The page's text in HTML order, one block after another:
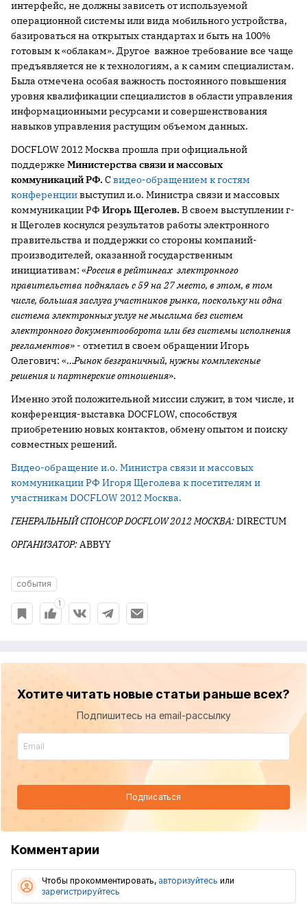
интерфейс, не должны зависеть от используемой
операционной системы или вида мобильного устройства,
базироваться на открытых стандартах и быть на 100%
готовым к «облакам». Другое важное требование все чаще
предъявляется не к технологиям, а к самим специалистам.
Была отмечена особая важность постоянного повышения
уровня квалификации специалистов в области управления
информационными ресурсами и совершенствования
навыков управления растущим объемом данных.
DOCFLOW 2012 Москва прошла при официальной
поддержке Министерства связи и массовых
коммуникаций РФ. Свидео-обращением к гостям
конференциивыступил и.о. Министра связи и массовых
коммуникации РФ Игорь Щеголев. В своем выступлении г-
н Щеголев коснулся результатов работы электронного
правительства и поддержки со стороны компаний-
производителей, оказанной государственным
инициативам: «Россия в рейтингах электронного
правительства поднялась с 59 на 27 место, в этом, в том
числе, большая заслуга участников рынка, поскольку ни одна
система электронных услуг не мыслима без систем
электронного документооборота или без системы исполнения
регламентов» - отметил в своем обращении Игорь
Олегович: «…Рынок безграничный, нужны комплексные
решения и партнерские отношения».
Именно этой положительной миссии служит, в том числе, и
конференция-выставка DOCFLOW, способствуя
приобретению новых контактов, обмену опытом и поиску
совместных решений.
Видео-обращение и.о. Министра связи и массовых
коммуникации РФ Игоря Щеголева к посетителям и
участникам DOCFLOW 2012 Москва.
ГЕНЕРАЛЬНЫЙ СПОНСОРDOCFLOW2012 МОСКВА:DIRECTUM
ОРГАНИЗАТОР:ABBYY
события
1
Хотите читать новые статьи раньше всех?
Подпишитесь на email-рассылку
Подписаться
Комментарии
Чтобы прокомментировать, авторизуйтесь или
зарегистрируйтесь